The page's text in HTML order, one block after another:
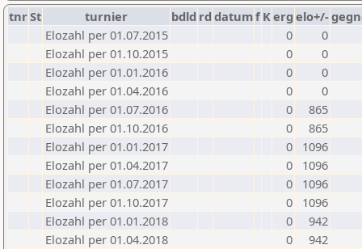
tnrSt turnier bdld rd datumf Kerg elo+/-
Elozahl per 01.07.2015
0
0
Elozahl per 01.10.2015
0
0
Elozahl per 01.01.2016
0
0
Elozahl per 01.04.2016
0
0
Elozahl per 01.07.2016
0
865
Elozahl per 01.10.2016
0
865
Elozahl per 01.01.2017
0
1096
Elozahl per 01.04.2017
0
1096
Elozahl per 01.07.2017
0
1096
Elozahl per 01.10.2017
0
1096
Elozahl per 01.01.2018
0
942
Elozahl per 01.04.2018
0
942